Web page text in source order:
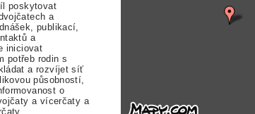
poskytovat
a
publikací,
a
iniciovat
potřeb rodin s
a rozvíjet síť
působností,
o
a vícerčaty a